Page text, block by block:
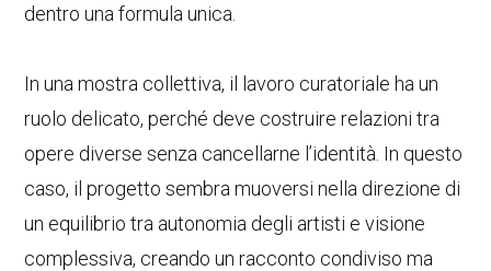
dentro una formula unica.
In una mostra collettiva, il lavoro curatoriale ha un
ruolo delicato, perché deve costruire relazioni tra
opere diverse senza cancellarne l’identità. In questo
caso, il progetto sembra muoversi nella direzione di
un equilibrio tra autonomia degli artisti e visione
complessiva, creando un racconto condiviso ma